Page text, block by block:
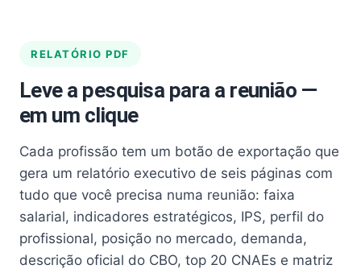
RELATÓRIO PDF
Leve a pesquisa para a reunião —
em um clique
Cada profissão tem um botão de exportação que
gera um relatório executivo de seis páginas com
tudo que você precisa numa reunião: faixa
salarial, indicadores estratégicos, IPS, perfil do
profissional, posição no mercado, demanda,
descrição oficial do CBO, top 20 CNAEs e matriz